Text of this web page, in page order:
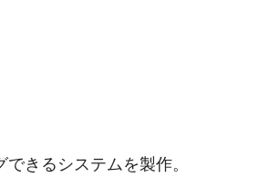
きるシステムを製作。